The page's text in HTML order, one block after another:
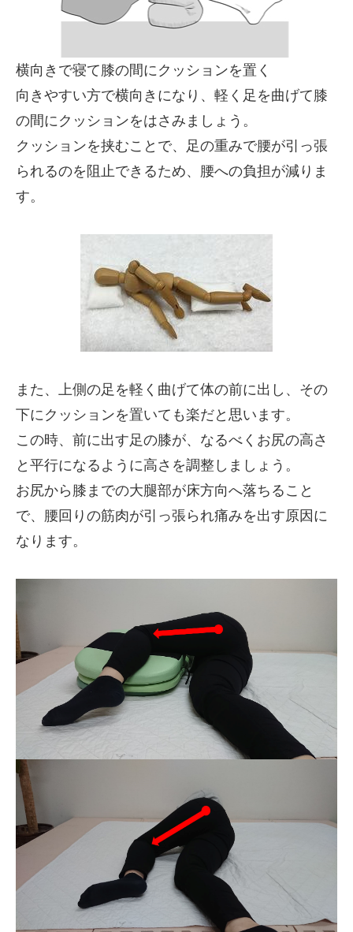
横向きで寝て膝の間にクッションを置く
向きやすい方で横向きになり、軽く足を曲げて膝
の間にクッションをはさみましょう。
クッションを挟むことで、足の重みで腰が引っ張
られるのを阻止できるため、腰への負担が減りま
す。
また、上側の足を軽く曲げて体の前に出し、その
下にクッションを置いても楽だと思います。
この時、前に出す足の膝が、なるべくお尻の高さ
と平行になるように高さを調整しましょう。
お尻から膝までの大腿部が床方向へ落ちること
で、腰回りの筋肉が引っ張られ痛みを出す原因に
なります。